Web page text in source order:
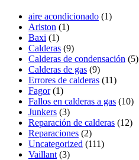
aire acondicionado (1)
Ariston (1)
Baxi (1)
Calderas (9)
Calderas de condensación (5)
Calderas de gas (9)
Errores de calderas (11)
Fagor(1)
Fallos en calderas a gas (10)
Junkers (3)
Reparación de calderas (12)
Reparaciones (2)
Uncategorized (111)
Vaillant (3)